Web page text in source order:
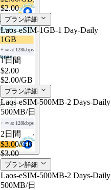
$2.00
プラン詳細
Laos-eSIM-1GB-1 Day-Daily
1GB
+ ∞ at 128kbps
1日間
$2.00
$2.00/GB
プラン詳細
Laos-eSIM-500MB-2 Days-Daily
500MB/日
+ ∞ at 128kbps
2日間
$3.00/GB
$3.00
プラン詳細
Laos-eSIM-500MB-2 Days-Daily
500MB/日